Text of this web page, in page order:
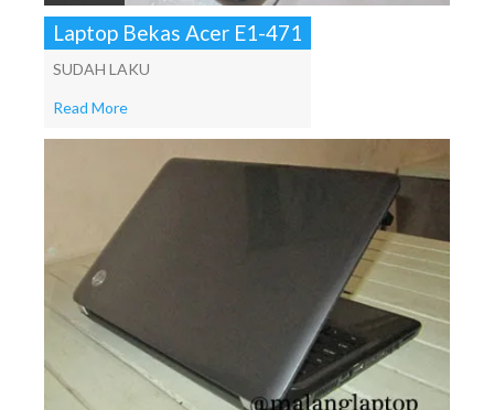
Laptop Bekas Acer E1-471
SUDAH LAKU
Read More